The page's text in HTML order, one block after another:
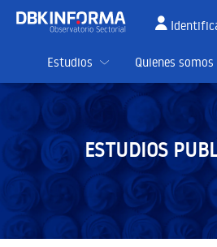
Estudios
Quienes somos
ESTUDIOS